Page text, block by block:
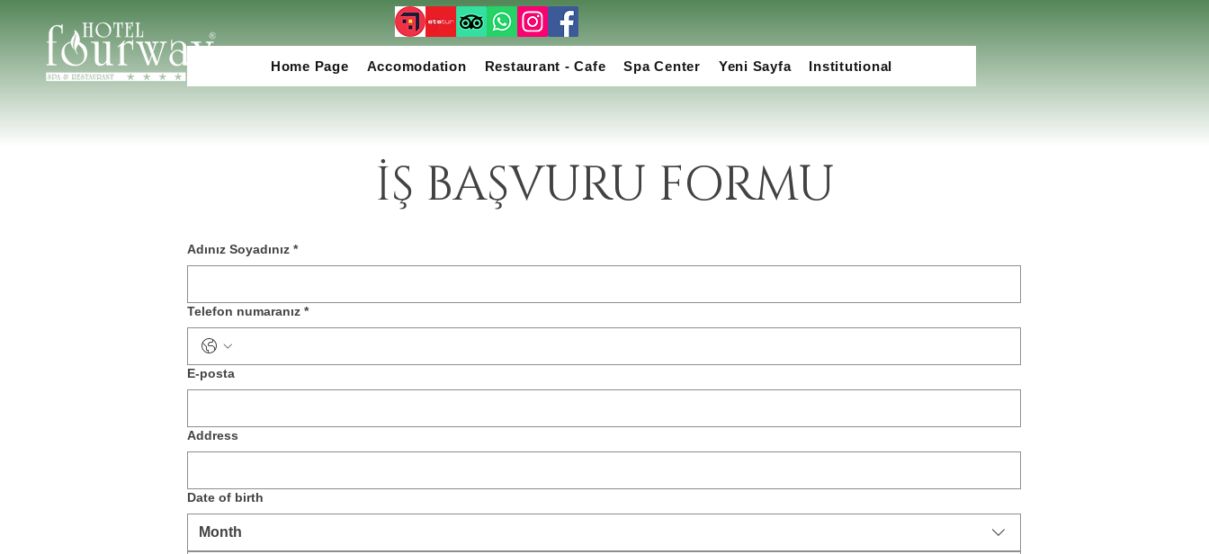
Home Page Accomodation Restaurant - Cafe Spa Center Yeni Sayfa Institutional
İŞ BAŞVURU FORMU
Adınız Soyadınız *
Telefon numaranız *
E-posta
Address
Date of birth
Month